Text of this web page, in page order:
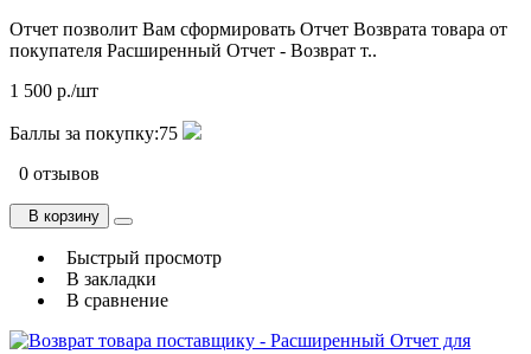
Отчет позволит Вам сформировать Отчет Возврата товара от
покупателя Расширенный Отчет - Возврат т..
1 500 р./шт
Баллы за покупку:75
0 отзывов
В корзину
Быстрый просмотр
В закладки
В сравнение